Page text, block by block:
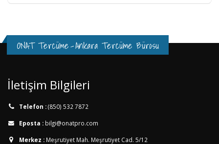
ONAT Tercüme-Ankara Tercüme Bürosu
İletişim Bilgileri
Telefon :(850) 532 7872
Eposta : bilgi@onatpro.com
Merkez : Meşrutiyet Mah. Meşrutiyet Cad. 5/12